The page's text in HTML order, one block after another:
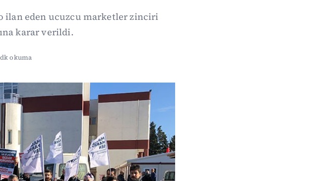
eden ucuzcu marketler zinciri
karar verildi.
okuma